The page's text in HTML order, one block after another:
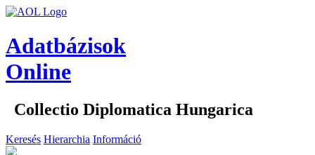
Adatbázisok
Online
Collectio Diplomatica Hungarica
Keresés Hierarchia Információ